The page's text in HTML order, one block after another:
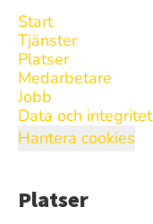
Start
Tjänster
Platser
Medarbetare
Jobb
Data och integritet
Hantera cookies
Platser